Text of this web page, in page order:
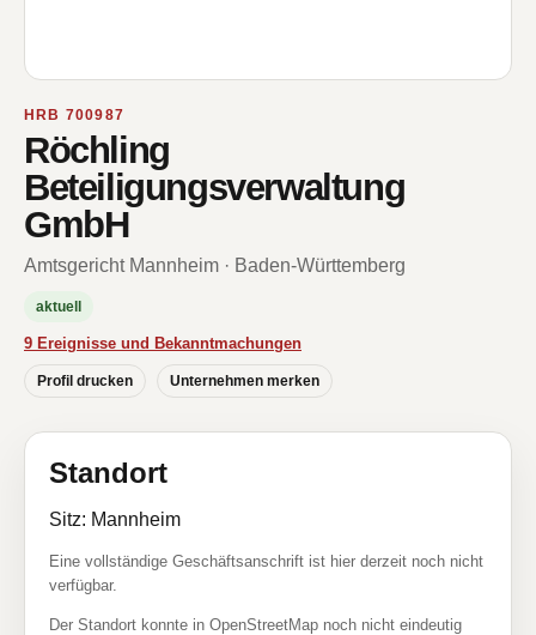
HRB 700987
Röchling
Beteiligungsverwaltung
GmbH
Amtsgericht Mannheim · Baden-Württemberg
aktuell
9 Ereignisse und Bekanntmachungen
Profil drucken Unternehmen merken
Standort
Sitz: Mannheim
Eine vollständige Geschäftsanschrift ist hier derzeit noch nicht
verfügbar.
Der Standort konnte in OpenStreetMap noch nicht eindeutig